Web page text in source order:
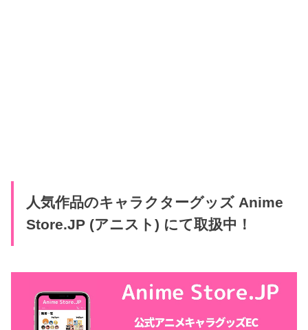
人気作品のキャラクターグッズ Anime
Store.JP (アニスト) にて取扱中！